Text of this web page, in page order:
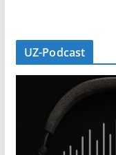
UZ-Podcast